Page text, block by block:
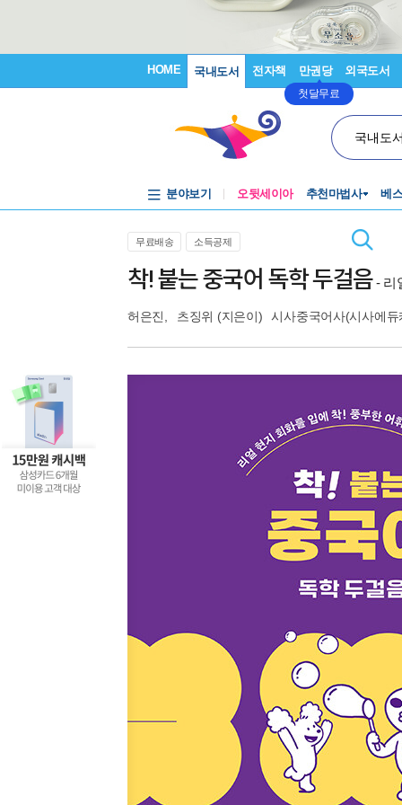
HOME 국내도서 전자책 만권당
첫달무료
외국도서
국내도
분야보기 오뒷세이아 추천마법사 베
무료배송 소득공제
착! 붙는 중국어 독학 두걸음- 리
허은진 츠징위 (지은이) 시사중국어사(시사에듀